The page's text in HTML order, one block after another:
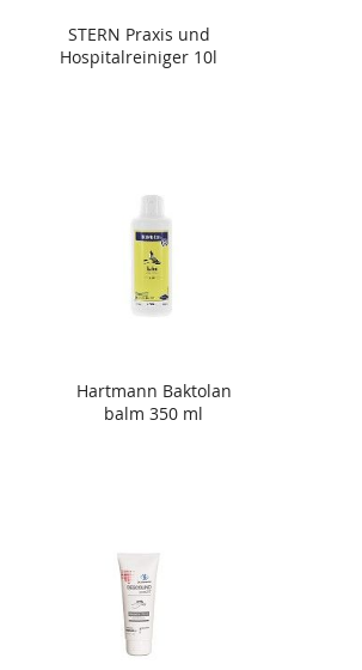
STERN Praxis und
Hospitalreiniger 10l
Hartmann Baktolan
balm 350 ml